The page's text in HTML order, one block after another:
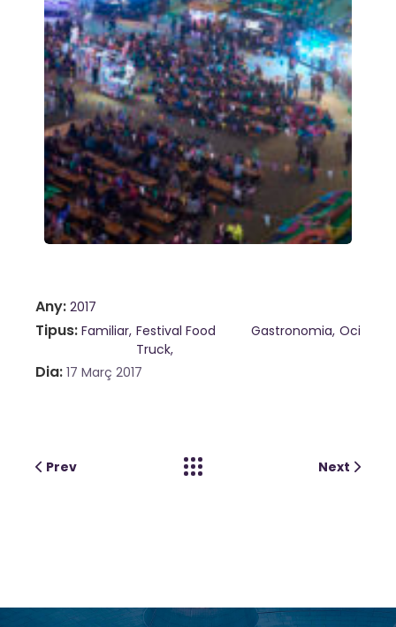
Any 2017
Tipus Familiar Festival Food
Truck
Gastronomia Oci
Dia 17 Març 2017
Prev Next